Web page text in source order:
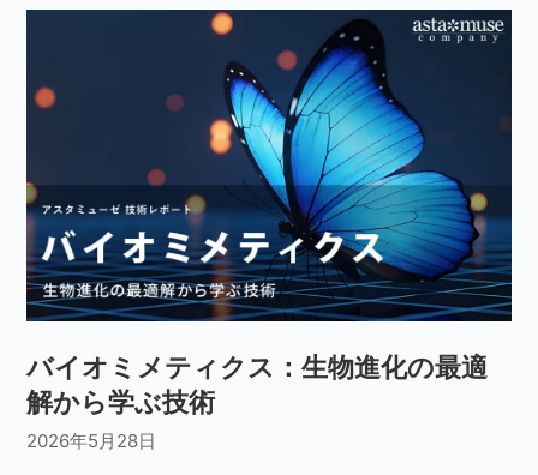
バイオミメティクス：生物進化の最適
解から学ぶ技術
2026年5月28日